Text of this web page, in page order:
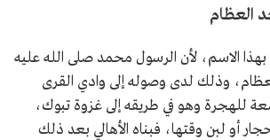
العظام
الاسم، لأن الرسول محمد صلى الله عليه
وذلك لدى وصوله إلى وادي القرى
للهجرة وهو في طريقه إلى غزوة تبوك،
أو لبن وقتها، فبناه الأهالي بعد ذلك